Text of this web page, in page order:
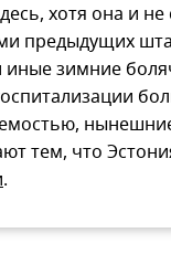
хотя она и не
предыдущих
иные зимние
тем, что
.